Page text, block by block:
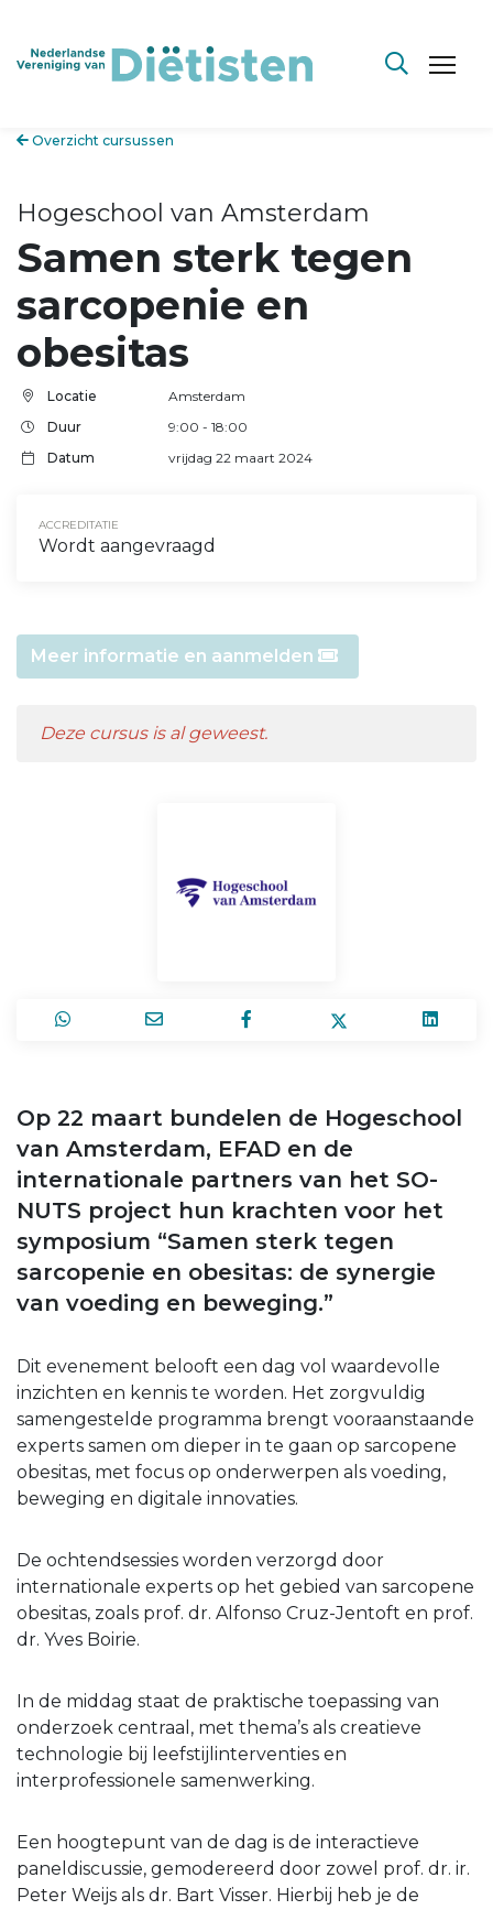
Overzicht cursussen
Hogeschool van Amsterdam
Samen sterk tegen
sarcopenie en
obesitas
Locatie
Amsterdam
Duur
9:00 - 18:00
Datum
vrijdag 22 maart 2024
ACCREDITATIE
Wordt aangevraagd
Meer informatie en aanmelden
Deze cursus is al geweest.
Op 22 maart bundelen de Hogeschool
van Amsterdam, EFAD en de
internationale partners van het SO-
NUTS project hun krachten voor het
symposium “Samen sterk tegen
sarcopenie en obesitas: de synergie
van voeding en beweging.”
Dit evenement belooft een dag vol waardevolle
inzichten en kennis te worden. Het zorgvuldig
samengestelde programma brengt vooraanstaande
experts samen om dieper in te gaan op sarcopene
obesitas, met focus op onderwerpen als voeding,
beweging en digitale innovaties.
De ochtendsessies worden verzorgd door
internationale experts op het gebied van sarcopene
obesitas, zoals prof. dr. Alfonso Cruz-Jentoft en prof.
dr. Yves Boirie.
In de middag staat de praktische toepassing van
onderzoek centraal, met thema’s als creatieve
technologie bij leefstijlinterventies en
interprofessionele samenwerking.
Een hoogtepunt van de dag is de interactieve
paneldiscussie, gemodereerd door zowel prof. dr. ir.
Peter Weijs als dr. Bart Visser. Hierbij heb je de